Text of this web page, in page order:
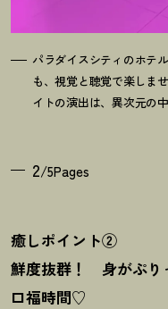
パラダイスシティのホテ
も、視覚と聴覚で楽しま
イトの演出は、異次元の
2/5Pages
癒しポイント②
鮮度抜群 ！
身がぷり
口福時間♡